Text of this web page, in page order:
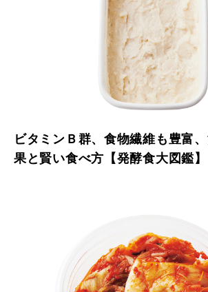
ビタミンＢ群、食物繊維も豊富
果と賢い食べ方【発酵食大図鑑】